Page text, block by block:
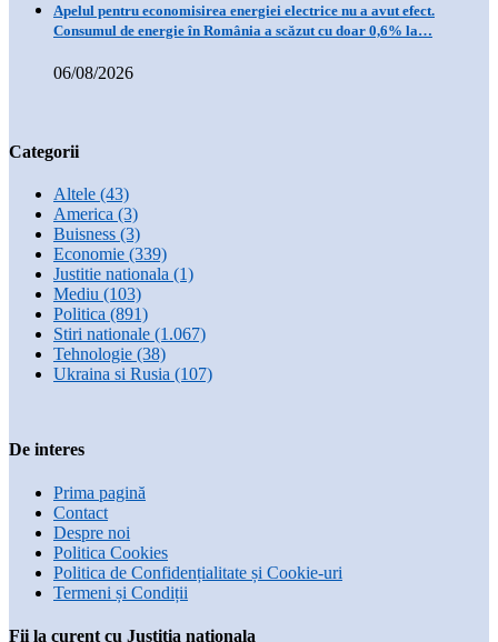
Apelul pentru economisirea energiei electrice nu a avut efect.
Consumul de energie în România a scăzut cu doar 0,6% la…
06/08/2026
Categorii
Altele (43)
America (3)
Buisness (3)
Economie (339)
Justitie nationala (1)
Mediu (103)
Politica (891)
Stiri nationale (1.067)
Tehnologie (38)
Ukraina si Rusia (107)
De interes
Prima pagină
Contact
Despre noi
Politica Cookies
Politica de Confidențialitate și Cookie-uri
Termeni și Condiții
Fii la curent cu Justitia nationala